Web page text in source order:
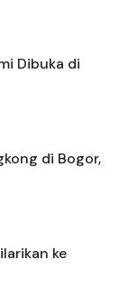
Dibuka di
di Bogor,
ke